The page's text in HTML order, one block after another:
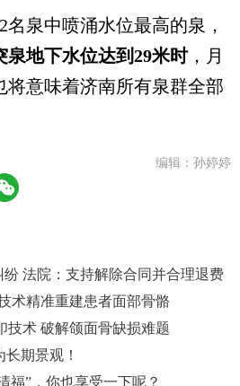
泉中喷涌水位最高的泉，
泉地下水位达到29米时，月
将意味着济南所有泉群全部
编辑：孙婷婷
法院：支持解除合同并合理退费
术精准重建患者面部骨骼
技术 破解颌面骨缺损难题
期景观！
福”，你也享受一下呢？